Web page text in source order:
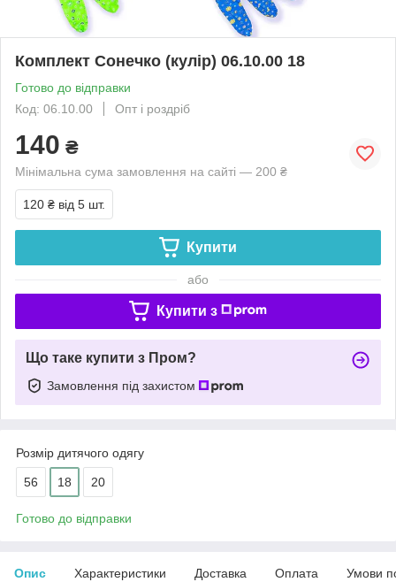
Комплект Сонечко (кулір) 06.10.00 18
Готово до відправки
Код: 06.10.00
Опт і роздріб
140 ₴
Мінімальна сума замовлення на сайті — 200 ₴
120 ₴ від 5 шт.
Купити
або
Купити з
Що таке купити з Пром?
Замовлення під захистом
Розмір дитячого одягу
56 18 20
Готово до відправки
Опис Характеристики Доставка Оплата Умови